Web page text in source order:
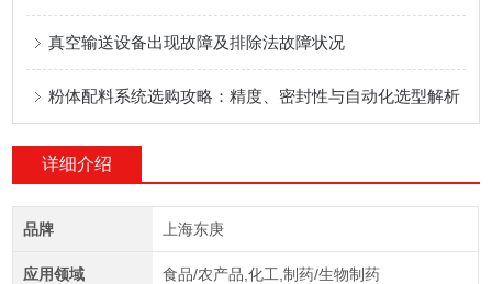
真空输送设备出现故障及排除法故障状况
粉体配料系统选购攻略：精度、密封性与自动化选型解析
详细介绍
品牌 上海东庚
应用领域 食品/农产品,化工,制药/生物制药